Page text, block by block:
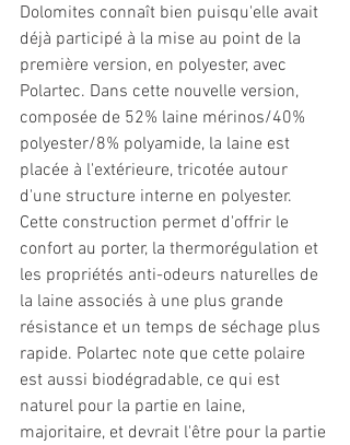
Dolomites connaît bien puisqu'elle avait
déjà participé à la mise au point de la
première version, en polyester, avec
Polartec. Dans cette nouvelle version,
composée de 52% laine mérinos/40%
polyester/8% polyamide, la laine est
placée à l'extérieure, tricotée autour
d'une structure interne en polyester.
Cette construction permet d'offrir le
confort au porter, la thermorégulation et
les propriétés anti-odeurs naturelles de
la laine associés à une plus grande
résistance et un temps de séchage plus
rapide. Polartec note que cette polaire
est aussi biodégradable, ce qui est
naturel pour la partie en laine,
majoritaire, et devrait l'être pour la partie